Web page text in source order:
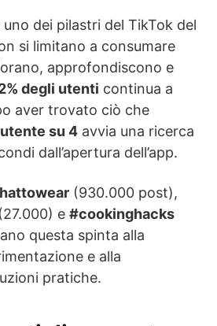
uno dei pilastri del TikTok del
si limitano a consumare
approfondiscono e
degli utenti continua a
aver trovato ciò che
utente su 4 avvia una ricerca
dall’apertura dell’app.
(930.000 post),
(27.000) e #cookinghacks
questa spinta alla
e alla
pratiche.